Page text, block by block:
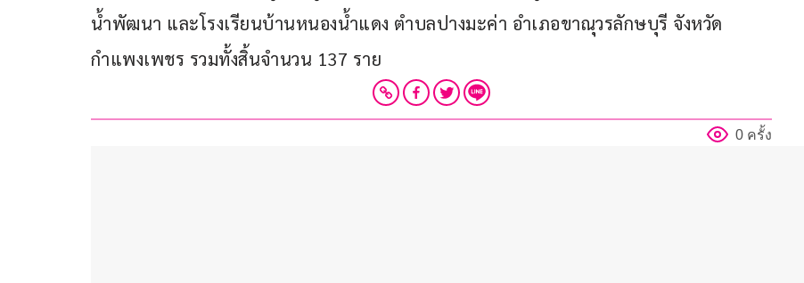
น้ำพัฒนา และโรงเรียนบ้านหนองน้ำแดง ตำบลปางมะค่า อำเภอขาณุวรลักษบุรี จังหวัด
กำแพงเพชร รวมทั้งสิ้นจำนวน 137 ราย
0 ครั้ง